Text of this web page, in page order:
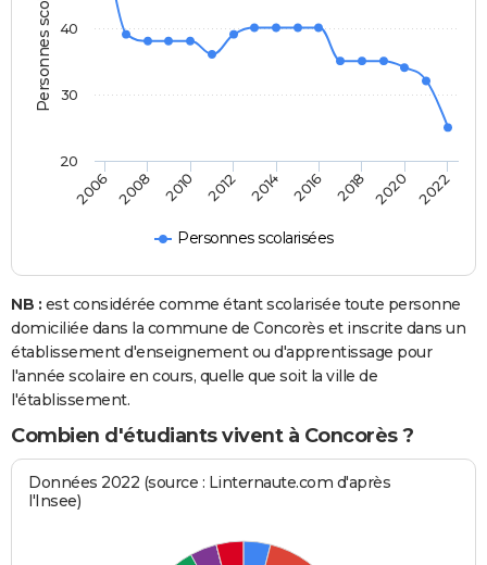
Personnes scolarisées
2006 2008 2010 2012 2014 2016 2018 2020 2022
20
30
40
NB : est considérée comme étant scolarisée toute personne
domiciliée dans la commune de Concorès et inscrite dans un
établissement d'enseignement ou d'apprentissage pour
l'année scolaire en cours, quelle que soit la ville de
l'établissement.
Combien d'étudiants vivent à Concorès ?
Données 2022 (source : Linternaute.com d'après
l'Insee)